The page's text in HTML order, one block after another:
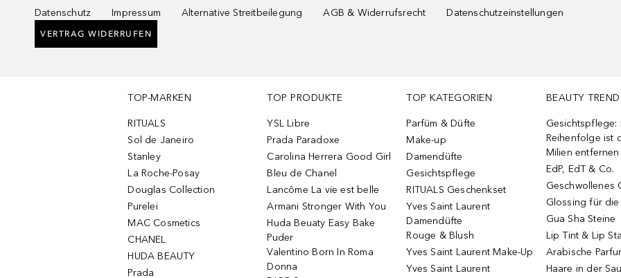
Datenschutz Impressum Alternative Streitbeilegung AGB & Widerrufsrecht Datenschutzeinstellungen
VERTRAG WIDERRUFEN
TOP-MARKEN
RITUALS
Sol de Janeiro
Stanley
La Roche-Posay
Douglas Collection
Purelei
MAC Cosmetics
CHANEL
HUDA BEAUTY
Prada
TOP PRODUKTE
YSL Libre
Prada Paradoxe
Carolina Herrera Good Girl
Bleu de Chanel
Lancôme La vie est belle
Armani Stronger With You
Huda Beuaty Easy Bake
Puder
Valentino Born In Roma
Donna
TOP KATEGORIEN
Parfüm & Düfte
Make-up
Damendüfte
Gesichtspflege
RITUALS Geschenkset
Yves Saint Laurent
Damendüfte
Rouge & Blush
Yves Saint Laurent Make-Up
Yves Saint Laurent
BEAUTY
Gesichtspflege:
Reihenfolge ist
Milien entfernen
EdP, EdT & Co.
Geschwollenes
Glossing für die
Gua Sha Steine
Lip Tint & Lip
Arabische
Haare in der